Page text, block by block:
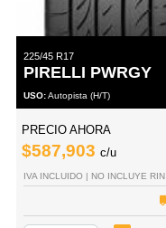
225/45 R17
PIRELLI PWRGY
USO:Autopista (H/T)
PRECIO AHORA
$587,903 c/u
IVA INCLUIDO | NO INCLUYE RIN